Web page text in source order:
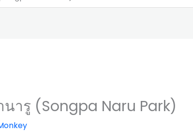
ารู (Songpa Naru Park)